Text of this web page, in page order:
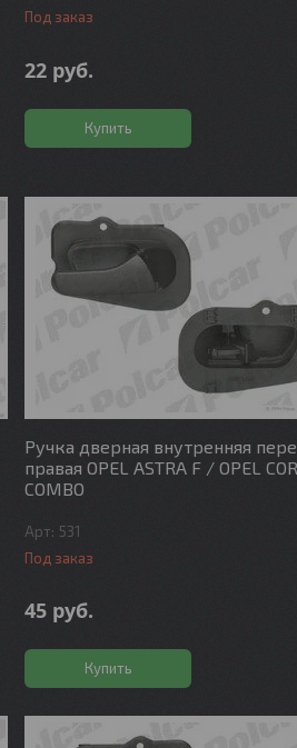
Под заказ
22 руб.
Купить
Ручка дверная внутренняя
правая OPEL ASTRA F / OPEL
COMBO
531
Под заказ
45 руб.
Купить